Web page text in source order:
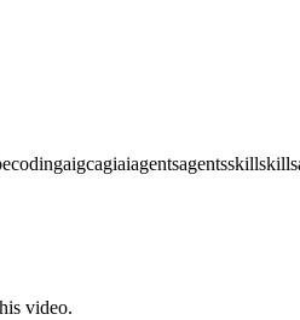
aigcagiaiagentsagentsskillskills
video.